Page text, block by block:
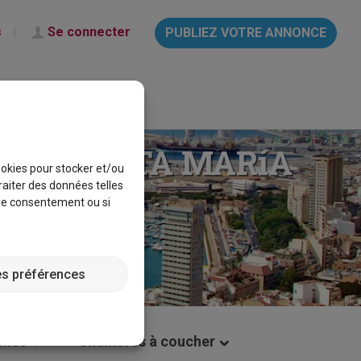
Se connecter PUBLIEZ VOTRE ANNONCE
DE SANTA MARíA
Chambres à coucher
pour stocker et/ou
des données telles
consentement ou si
préférences